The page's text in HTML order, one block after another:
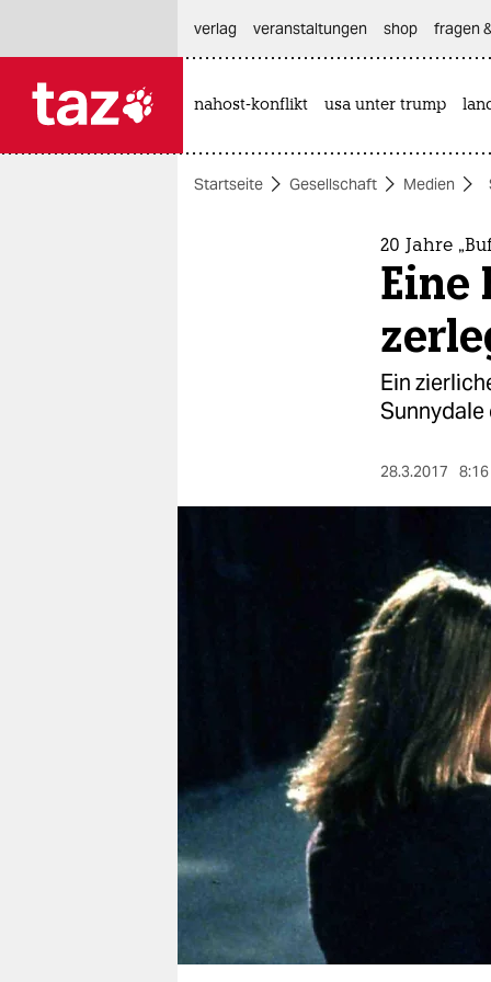
themen
fragen & hilfe
unterstützen
genossenschaft
verlag
veranstaltungen shop fragen
nahost-konflikt usa unter trump
Startseite Gesellschaft Medien
20 Jahre
Eine
Ein
Sunnydale
28.3.2017